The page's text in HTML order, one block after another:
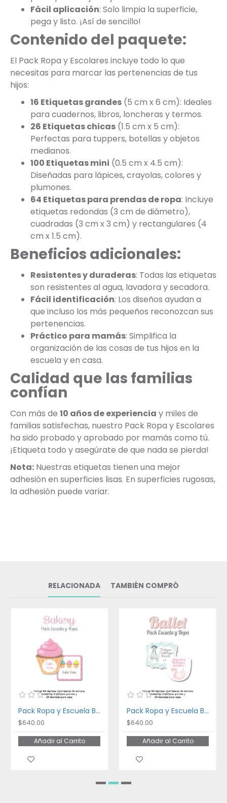
Fácil aplicación: Solo limpia la superficie,
pega y listo. ¡Así de sencillo!
Contenido del paquete:
El Pack Ropa y Escolares incluye todo lo que
necesitas para marcar las pertenencias de tus
hijos:
16 Etiquetas grandes (5 cm x 6 cm): Ideales
para cuadernos, libros, loncheras y termos.
26 Etiquetas chicas (1.5 cm x 5 cm):
Perfectas para tuppers, botellas y objetos
medianos.
100 Etiquetas mini (0.5 cm x 4.5 cm):
Diseñadas para lápices, crayolas, colores y
plumones.
64 Etiquetas para prendas de ropa: Incluye
etiquetas redondas (3 cm de diámetro),
cuadradas (3 cm x 3 cm) y rectangulares (4
cm x 1.5 cm).
Beneficios adicionales:
Resistentes y duraderas: Todas las etiquetas
son resistentes al agua, lavadora y secadora.
Fácil identificación: Los diseños ayudan a
que incluso los más pequeños reconozcan sus
pertenencias.
Práctico para mamás: Simplifica la
organización de las cosas de tus hijos en la
escuela y en casa.
Calidad que las familias
confían
Con más de 10 años de experiencia y miles de
familias satisfechas, nuestro Pack Ropa y Escolares
ha sido probado y aprobado por mamás como tú.
¡Etiqueta todo y asegúrate de que nada se pierda!
Nota: Nuestras etiquetas tienen una mejor
adhesión en superficies lisas. En superficies rugosas,
la adhesión puede variar.
RELACIONADA TAMBIÉN COMPRÓ
Pack Ropa y Escuela Bakery
$640.00
Añadir al Carrito
Pack Ropa y Escuela Ballet
$640.00
Añadir al Carrito